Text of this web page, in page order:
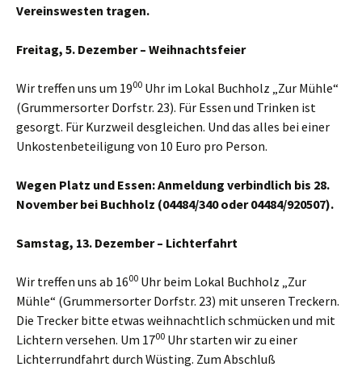
Vereinswesten tragen.
Freitag, 5. Dezember – Weihnachtsfeier
Wir treffen uns um 1900 Uhr im Lokal Buchholz „Zur Mühle“
(Grummersorter Dorfstr. 23). Für Essen und Trinken ist
gesorgt. Für Kurzweil desgleichen. Und das alles bei einer
Unkostenbeteiligung von 10 Euro pro Person.
Wegen Platz und Essen:Anmeldung verbindlich bis 28.
November bei Buchholz (04484/340 oder 04484/920507).
Samstag, 13. Dezember – Lichterfahrt
Wir treffen uns ab 1600 Uhr beim Lokal Buchholz „Zur
Mühle“ (Grummersorter Dorfstr. 23) mit unseren Treckern.
Die Trecker bitte etwas weihnachtlich schmücken und mit
Lichtern versehen. Um 1700 Uhr starten wir zu einer
Lichterrundfahrt durch Wüsting. Zum Abschluß